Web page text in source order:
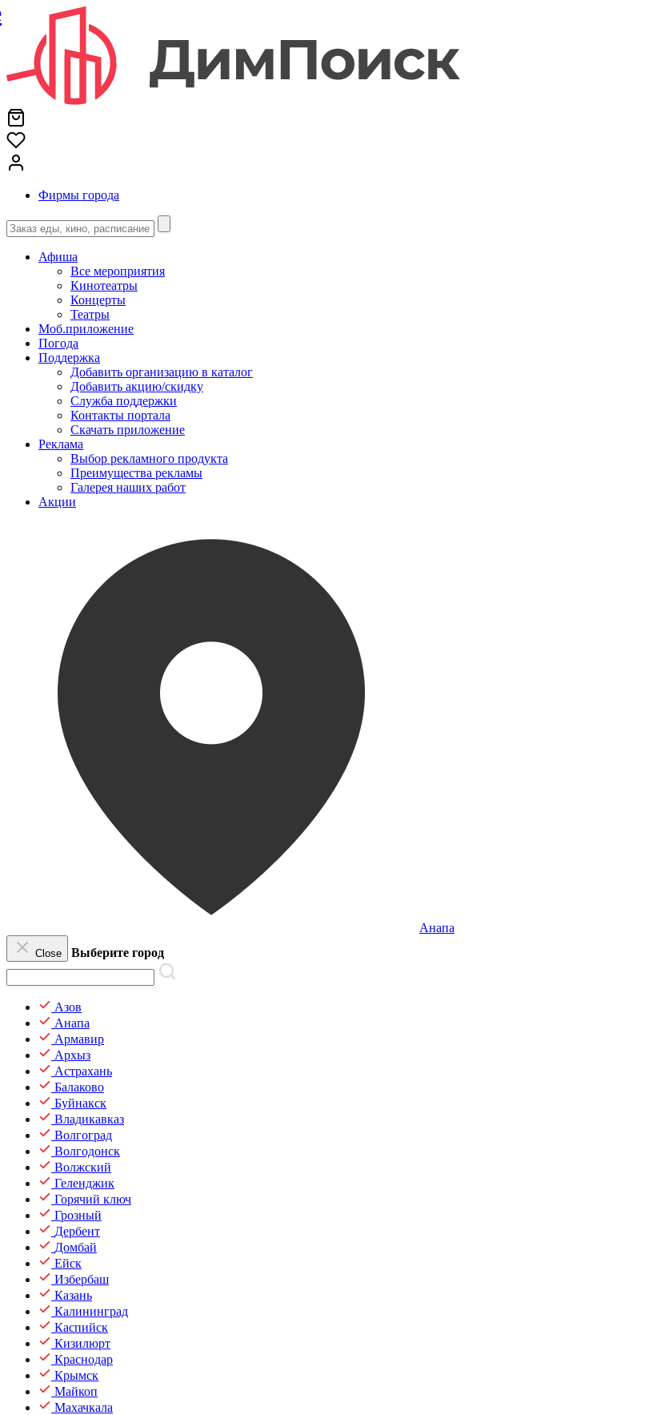
Фирмы города
Афиша
Все мероприятия
Кинотеатры
Концерты
Театры
Моб.приложение
Погода
Поддержка
Добавить организацию в каталог
Добавить акцию/скидку
Служба поддержки
Контакты портала
Скачать приложение
Реклама
Выбор рекламного продукта
Преимущества рекламы
Галерея наших работ
Акции
Анапа
Close Выберите город
Азов
Анапа
Армавир
Архыз
Астрахань
Балаково
Буйнакск
Владикавказ
Волгоград
Волгодонск
Волжский
Геленджик
Горячий ключ
Грозный
Дербент
Домбай
Ейск
Избербаш
Казань
Калининград
Каспийск
Кизилюрт
Краснодар
Крымск
Майкоп
Махачкала